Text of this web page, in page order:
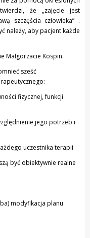
że „zajęcie jest
szczęścia człowieka” .
należy, aby pacjent każde
Małgorzacie Kospin.
sześć
fizycznej, funkcji
jego potrzeb i
uczestnika terapii
być obiektywnie realne
modyfikacja planu